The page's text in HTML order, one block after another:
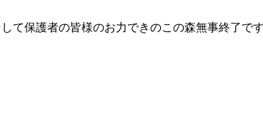
て保護者の皆様のお力できのこの森無事終了で